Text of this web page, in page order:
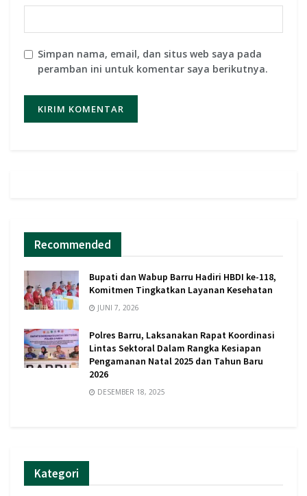
Simpan nama, email, dan situs web saya pada
peramban ini untuk komentar saya berikutnya.
Recommended
Bupati dan Wabup Barru Hadiri HBDI ke-118,
Komitmen Tingkatkan Layanan Kesehatan
JUNI 7, 2026
Polres Barru, Laksanakan Rapat Koordinasi
Lintas Sektoral Dalam Rangka Kesiapan
Pengamanan Natal 2025 dan Tahun Baru
2026
DESEMBER 18, 2025
Kategori